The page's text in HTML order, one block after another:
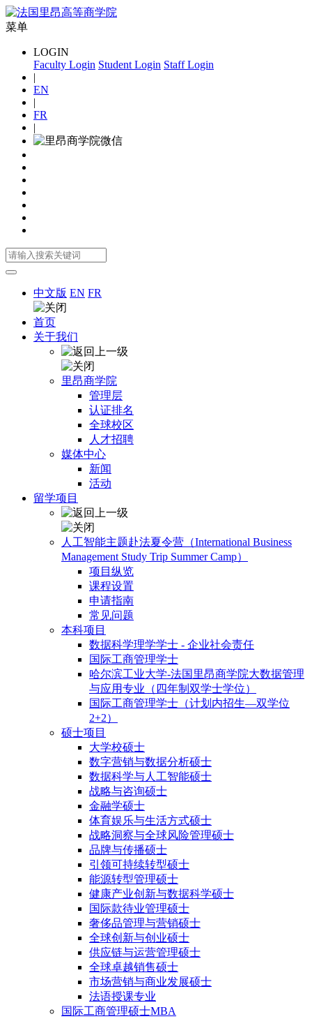
菜单
LOGIN
Faculty Login Student Login Staff Login
|
EN
|
FR
|
中文版 EN FR
首页
关于我们
里昂商学院
管理层
认证排名
全球校区
人才招聘
媒体中心
新闻
活动
留学项目
人工智能主题赴法夏令营（International Business
Management Study Trip Summer Camp）
项目纵览
课程设置
申请指南
常见问题
本科项目
数据科学理学学士 - 企业社会责任
国际工商管理学士
哈尔滨工业大学-法国里昂商学院大数据管理
与应用专业（四年制双学士学位）
国际工商管理学士（计划内招生—双学位
2+2）
硕士项目
大学校硕士
数字营销与数据分析硕士
数据科学与人工智能硕士
战略与咨询硕士
金融学硕士
体育娱乐与生活方式硕士
战略洞察与全球风险管理硕士
品牌与传播硕士
引领可持续转型硕士
能源转型管理硕士
健康产业创新与数据科学硕士
国际款待业管理硕士
奢侈品管理与营销硕士
全球创新与创业硕士
供应链与运营管理硕士
全球卓越销售硕士
市场营销与商业发展硕士
法语授课专业
国际工商管理硕士MBA